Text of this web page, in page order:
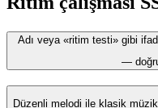
Adı veya «ritim testi» gibi
—
Düzenli melodi ile klasik